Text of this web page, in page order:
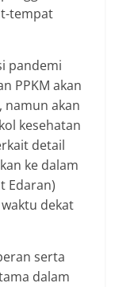
tempat
pandemi
PPKM akan
akan
kesehatan
detail
ke dalam
Edaran)
dekat
serta
dalam